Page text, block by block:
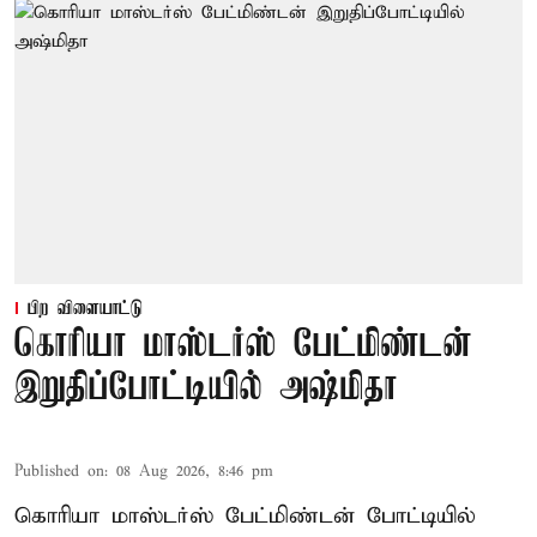
பிற விளையாட்டு
கொரியா மாஸ்டர்ஸ் பேட்மிண்டன்
இறுதிப்போட்டியில் அஷ்மிதா
Published on: 08 Aug 2026, 8:46 pm
கொரியா மாஸ்டர்ஸ் பேட்மிண்டன் போட்டியில்